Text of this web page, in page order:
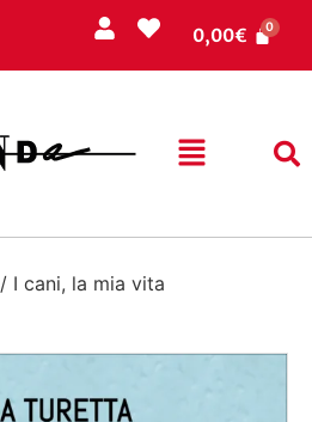
0,00€
/ I cani, la mia vita